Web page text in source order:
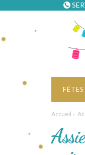
FÊTES
Accueil